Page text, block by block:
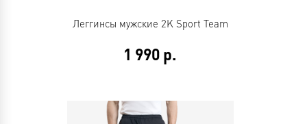
Леггинсы мужские 2K Sport Team
1 990 р.